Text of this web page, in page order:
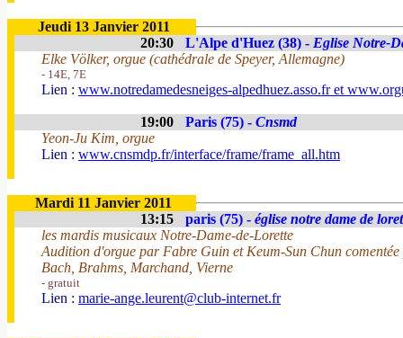
Jeudi 13 Janvier 2011
20:30
L'Alpe d'Huez (38) - Eglise Notre-
Elke Völker, orgue (cathédrale de Speyer, Allemagne)
- 14E, 7E
Lien : www.notredamedesneiges-alpedhuez.asso.fr et
19:00 Paris (75) - Cnsmd
Yeon-Ju Kim, orgue
Lien : www.cnsmdp.fr/interface/frame/frame_all.htm
Mardi 11 Janvier 2011
13:15
paris (75) - église notre dame de
les mardis musicaux Notre-Dame-de-Lorette
Audition d'orgue par Fabre Guin et Keum-Sun Chun
Bach, Brahms, Marchand, Vierne
- gratuit
Lien : marie-ange.leurent@club-internet.fr